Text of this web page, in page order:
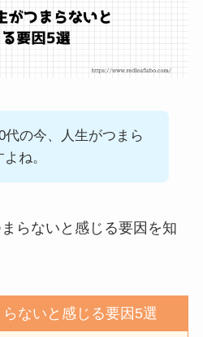
代の今、人生がつまら
ね。
らないと感じる要因を知
ないと感じる要因5選